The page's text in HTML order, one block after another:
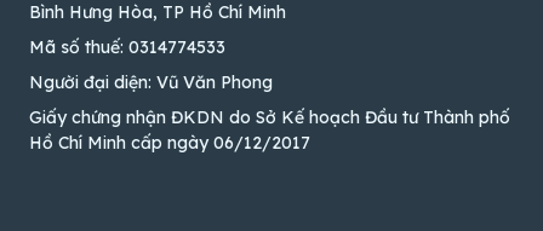
Bình Hưng Hòa, TP Hồ Chí Minh
Mã số thuế: 0314774533
Người đại diện: Vũ Văn Phong
Giấy chứng nhận ĐKDN do Sở Kế hoạch Đầu tư Thành phố
Hồ Chí Minh cấp ngày 06/12/2017